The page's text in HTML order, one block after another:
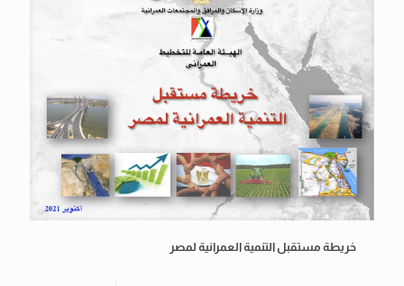
خريطة مستقبل التنمية العمرانية لمصر